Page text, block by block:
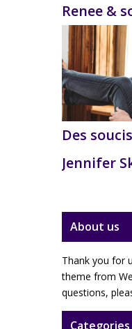
Renee &
Des
Jennifer
About us
Thank you for
theme from
questions,